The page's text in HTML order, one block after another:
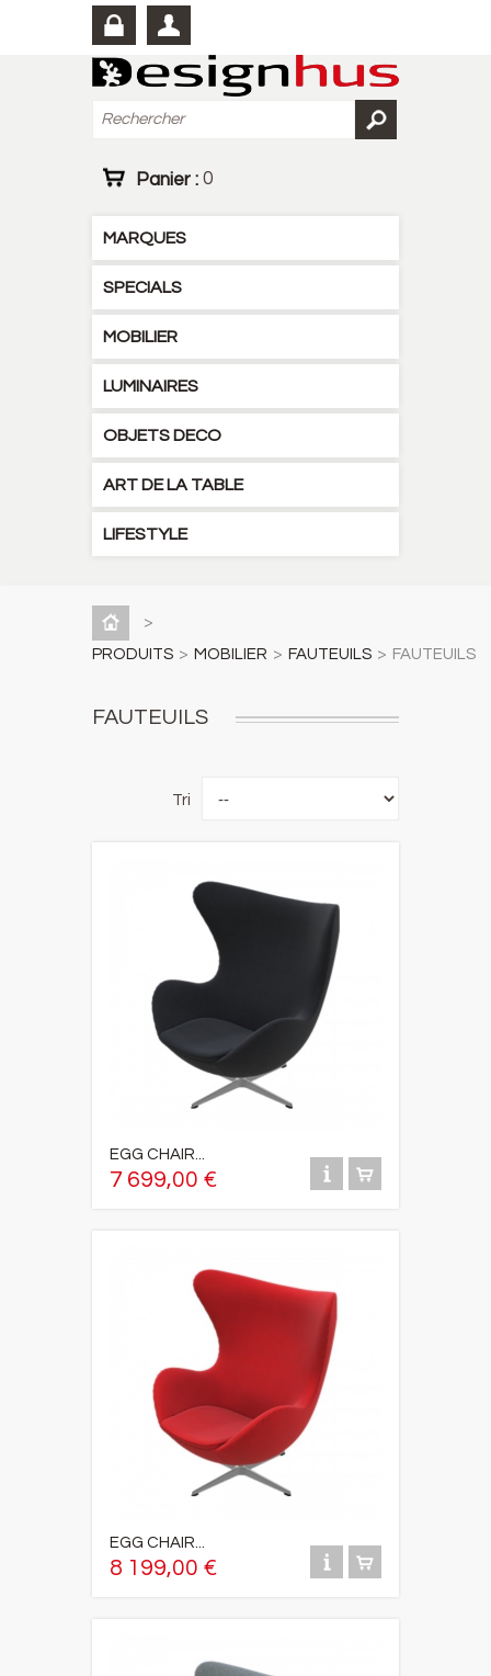
Panier : 0
MARQUES
SPECIALS
MOBILIER
LUMINAIRES
OBJETS DECO
ART DE LA TABLE
LIFESTYLE
>
PRODUITS > MOBILIER > FAUTEUILS > FAUTEUILS
FAUTEUILS
Tri
EGG CHAIR...
7 699,00 €
EGG CHAIR...
8 199,00 €